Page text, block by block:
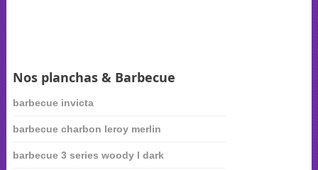
Nos planchas & Barbecue
barbecue invicta
barbecue charbon leroy merlin
barbecue 3 series woody l dark